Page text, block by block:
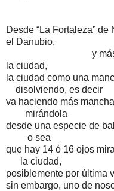
Desde “La Fortaleza”
el Danubio,
y más
la ciudad,
la ciudad como una
disolviendo, es decir
va haciendo más
mirándola
desde una especie de
o sea
que hay 14 ó 16 ojos
la ciudad,
posiblemente por última
sin embargo, uno de